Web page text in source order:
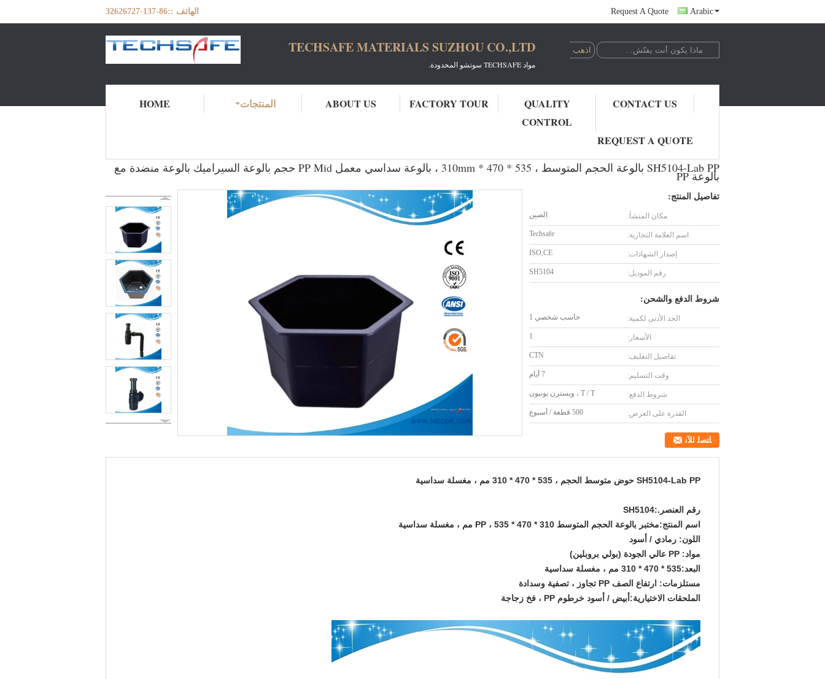
الهاتف ::86-137-32626727 Request A Quote Arabic
TECHSAFE MATERIALS SUZHOU CO.,LTD
مواد TECHSAFE سوتشو المحدودة.
HOME المنتجات ABOUT US FACTORY TOUR
QUALITY
CONTROL
CONTACT US
REQUEST A QUOTE
SH5104-Lab PP بالوعة الحجم المتوسط ​​، 535 * 470 * 310mm ، بالوعة سداسي معمل PP Mid حجم بالوعة السيراميك بالوعة منضدة مع
بالوعة PP
تفاصيل المنتج:
مكان المنشأ: الصين
اسم العلامة التجارية: Techsafe
إصدار الشهادات: ISO,CE
رقم الموديل: SH5104
شروط الدفع والشحن:
الحد الأدنى لكمية: حاسب شخصي 1
الأسعار: 1
تفاصيل التغليف: CTN
وقت التسليم: 7 أيام
شروط الدفع: T / T ، ويسترن يونيون
القدرة على العرض: 500 قطعة / أسبوع
ﺎﺘﺼﻟ ﺍﻶﻧ
SH5104-Lab PP حوض متوسط ​​الحجم ، 535 * 470 * 310 مم ، مغسلة سداسية
رقم العنصر.:SH5104
اسم المنتج:مختبر بالوعة الحجم المتوسط ​​PP ، 535 * 470 * 310 مم ، مغسلة سداسية
اللون: رمادي / أسود
مواد:
البعد:535 * 470 * 310 مم ، مغسلة سداسية
مستلزمات: ارتفاع الصف PP تجاوز ، تصفية وسدادة
الملحقات الاختيارية: أبيض / أسود خرطوم PP ، فخ زجاجة